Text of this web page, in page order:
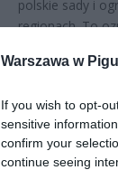
Warszawa w
If you wish to opt-
sensitive
confirm your
continue seeing
polskie sady i
regionach. To